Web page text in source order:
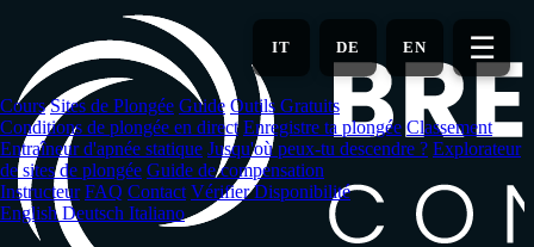
contenu
principal
EN
DE
IT ☰
Cours Sites de Plongée Guide Outils Gratuits
Conditions de plongée en direct Enregistre ta plongée Classement
Entraîneur d'apnée statique Jusqu'où peux-tu descendre ? Explorateur
de sites de plongée Guide de compensation
Instructeur FAQ Contact Vérifier Disponibilité
EnglishDeutsch Italiano